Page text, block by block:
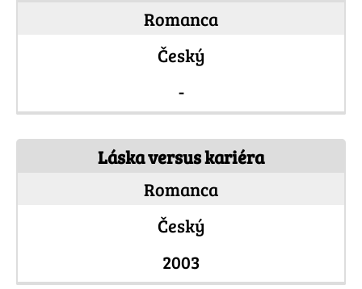
Romanca
Český
-
Láska versus kariéra
Romanca
Český
2003